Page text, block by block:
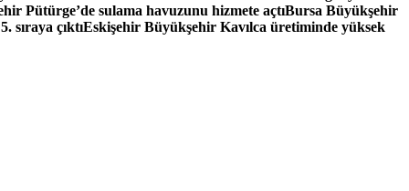
Pütürge’de sulama havuzunu hizmete açtıBursa Büyükşehir
sıraya çıktıEskişehir Büyükşehir Kavılca üretiminde yüksek